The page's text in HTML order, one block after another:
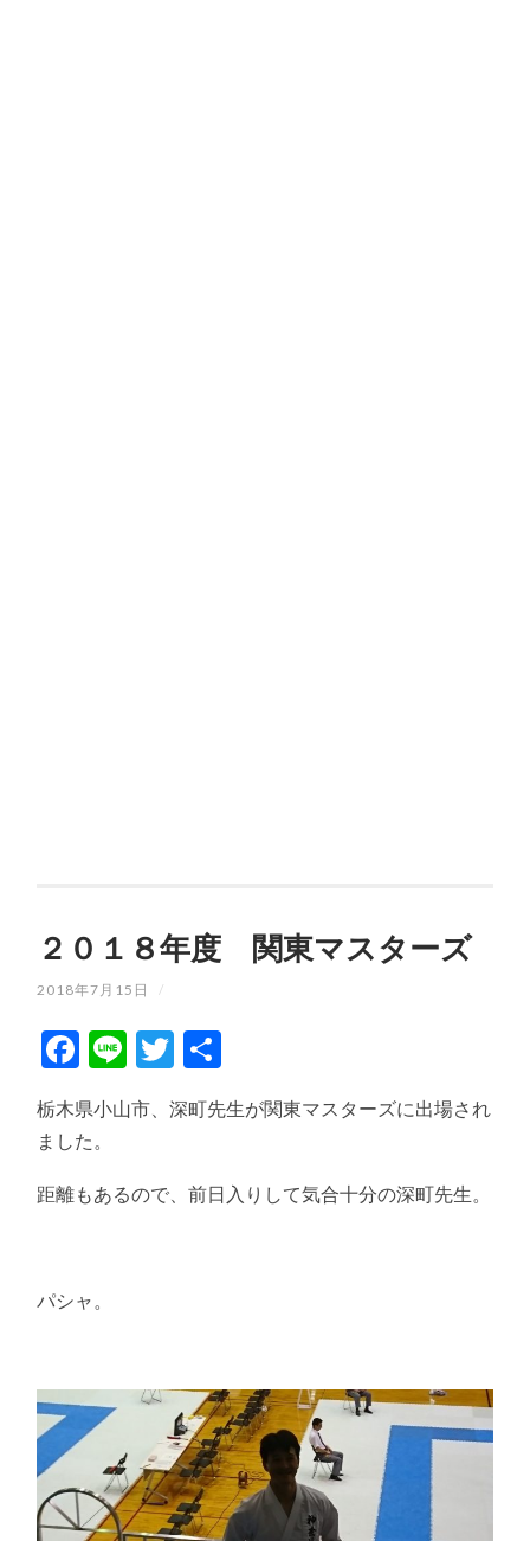
２０１８年度 関東マスターズ
2018年7月15日 /
Facebook
LineTwitter
有
栃木県小山市、深町先生が関東マスターズに出場され
ました。
距離もあるので、前日入りして気合十分の深町先生。
パシャ。